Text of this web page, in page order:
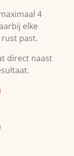
4
elke
past.
direct naast